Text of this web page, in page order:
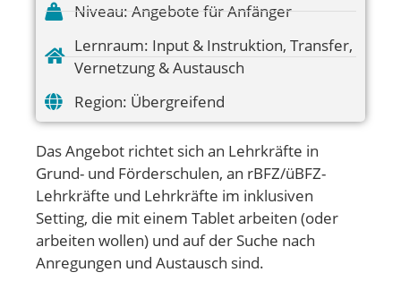
Niveau: Angebote für Anfänger
Lernraum: Input & Instruktion, Transfer,
Vernetzung & Austausch
Region: Übergreifend
Das Angebot richtet sich an Lehrkräfte in
Grund- und Förderschulen, an rBFZ/üBFZ-
Lehrkräfte und Lehrkräfte im inklusiven
Setting, die mit einem Tablet arbeiten (oder
arbeiten wollen) und auf der Suche nach
Anregungen und Austausch sind.